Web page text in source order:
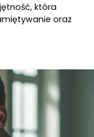
która
oraz